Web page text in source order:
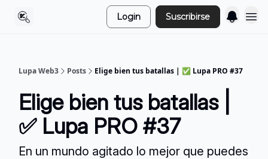
Login Suscribirse
Lupa Web3 Posts Elige bien tus batallas | ✅ Lupa PRO #37
Elige bien tus batallas |
✅ Lupa PRO #37
En un mundo agitado lo mejor que puedes